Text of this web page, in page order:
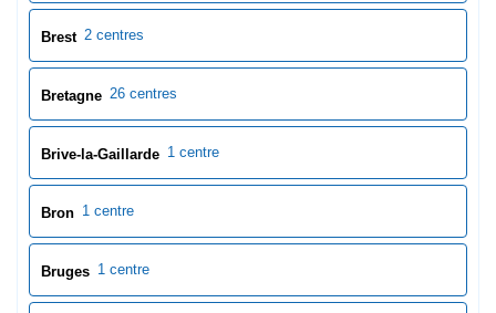
Brest 2 centres
Bretagne 26 centres
Brive-la-Gaillarde 1 centre
Bron 1 centre
Bruges 1 centre